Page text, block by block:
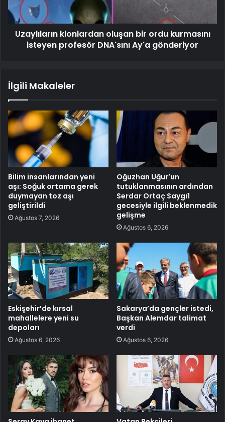
Uzaylıların klonlardan oluşan bir ordu kurmasını
isteyen profesör DNA'sını Ay'a gönderiyor
İlgili Makaleler
Bilim insanlarından yeni
aşı: Soğuk ortama gerek
duymayan toz aşı
geliştirildi
Ağustos 7, 2026
Oğuzhan Uğur’un
tutuklanmasının ardından
Serdar Ortaç Saygı1
gecesiyle ilgili beklenmedik
gelişme
Ağustos 6, 2026
Eskişehir’de kırsal
mahallelere yeni su
depoları
Ağustos 6, 2026
Sakarya’da gençler istedi,
Başkan Alemdar talimat
verdi
Ağustos 6, 2026